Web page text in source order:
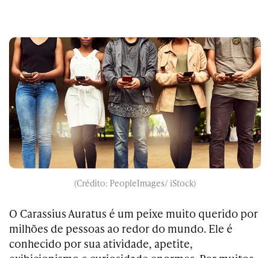
(Crédito: PeopleImages/ iStock)
O Carassius Auratus é um peixe muito querido por
milhões de pessoas ao redor do mundo. Ele é
conhecido por sua atividade, apetite,